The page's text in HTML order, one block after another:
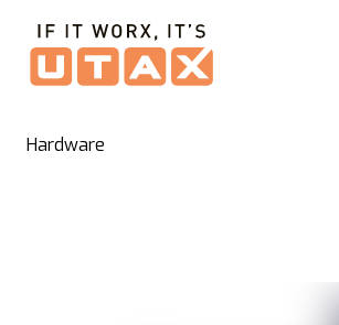
Hardware